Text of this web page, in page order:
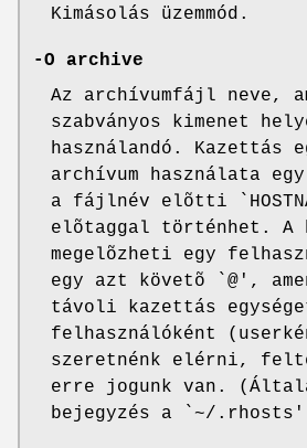
Kimásolás üzemmód.
-O archive
Az archívumfájl neve,
szabványos kimenet
használandó. Kazettás
archívum használata
a fájlnév elõtti
elõtaggal történhet. A
megelõzheti egy
egy azt követõ `@',
távoli kazettás
felhasználóként
szeretnénk elérni,
erre jogunk van.
bejegyzés a `~/